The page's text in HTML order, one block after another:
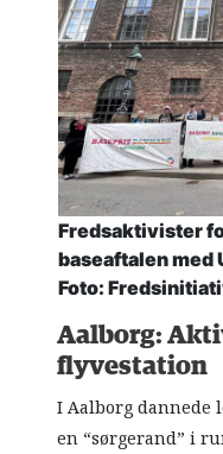
Fredsaktivister
baseaftalen med
Foto:
Aalborg:
flyvestation
I Aalborg dannede
en “sørgerand” i